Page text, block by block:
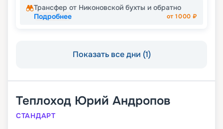
Трансфер от Никоновской бухты и обратно
Подробнее
от1000 ₽
Показать все дни (1)
Теплоход Юрий Андропов
СТАНДАРТ